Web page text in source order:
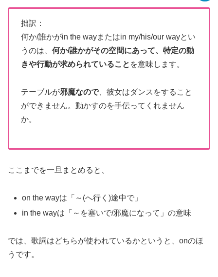
拙訳：
何か/誰かがin the wayまたはin my/his/our wayとい
うのは、 何か/誰かがその空間にあって、特定の動
きや行動が求められていること を意味します。
テーブルが邪魔なので、彼女はダンスをすること
ができません。動かすのを手伝ってくれません
か。
ここまでを一旦まとめると、
on the wayは「～(へ行く)途中で」
in the wayは「～を塞いで/邪魔になって」の意味
では、歌詞はどちらが使われているかというと、onのほ
うです。